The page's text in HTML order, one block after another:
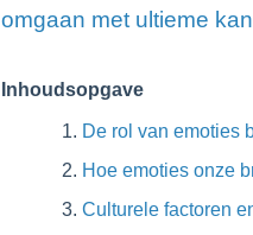
omgaan met ultieme
Inhoudsopgave
De rol van emoties
Hoe emoties onze
Culturele factoren